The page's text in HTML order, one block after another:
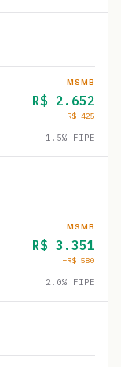
MSMB
R$ 2.652
−R$ 425
1.5% FIPE
MSMB
R$ 3.351
−R$ 580
2.0% FIPE